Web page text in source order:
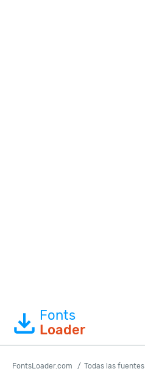
Fonts
Loader
FontsLoader.com Todas las fuentes